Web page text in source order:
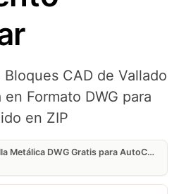
CAD de Vallado
Formato DWG para
en ZIP
Bloque CAD Valla Metálica DWG Gratis para AutoCAD 2D – Cerramiento Descargar